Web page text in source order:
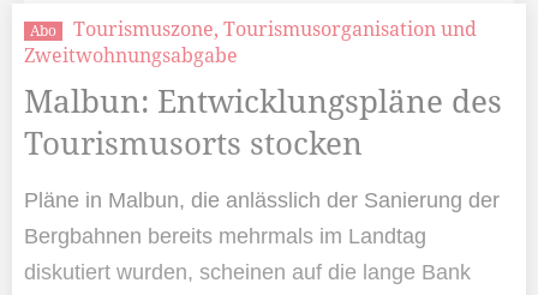
Abo
Tourismuszone, Tourismusorganisation und
Zweitwohnungsabgabe
Malbun: Entwicklungspläne des
Tourismusorts stocken
Pläne in Malbun, die anlässlich der Sanierung der
Bergbahnen bereits mehrmals im Landtag
diskutiert wurden, scheinen auf die lange Bank